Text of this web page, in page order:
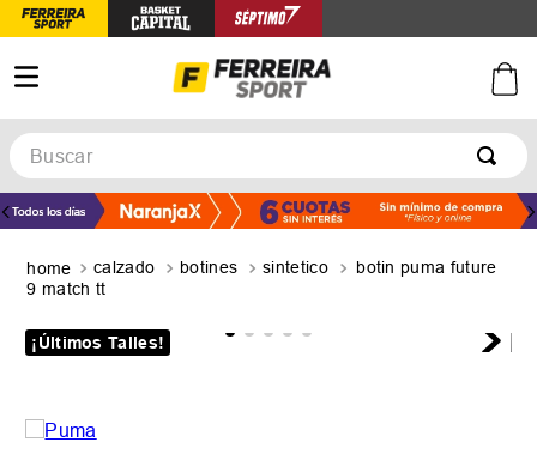
Buscar
calzado botines sintetico
botin puma future
9 match tt
¡Últimos Talles!
TÉRMINOS MÁS BUSCADOS
2.
zapatillas